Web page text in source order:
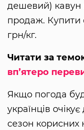
дешевий) кавун
продаж. Купити
грн/кг.
Читати за
вп’ятеро
Якщо погода
українців
сезон корисних